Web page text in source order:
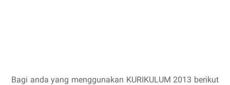
Bagi anda yang menggunakan KURIKULUM 2013 berikut